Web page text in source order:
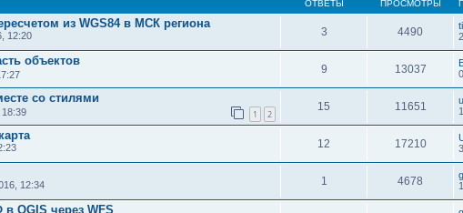
ОТВЕТЫ ПРОСМОТРЫ
из WGS84 в МСК региона
12:20 3 4490
объектов
9 13037
со стилями
1 2
15 11651
12 17210
12:34 1 4678
QGIS через WFS